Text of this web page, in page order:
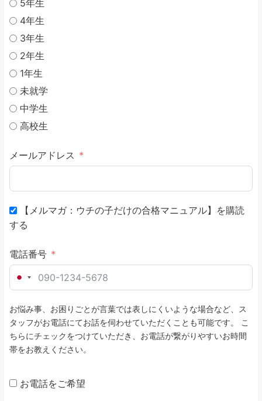
5年生
4年生
3年生
2年生
1年生
未就学
中学生
高校生
メールアドレス
【メルマガ：ウチの子だけの合格マニュアル】を購読
する
電話番号
J
p
a
n
+
1
お悩み事、お困りごとが言葉では表しにくいような場合など、ス
タッフがお電話にてお話を伺わせていただくことも可能です。 こ
ちらにチェックをつけていただき、お電話が繋がりやすいお時間
帯をお教えください。
お電話をご希望